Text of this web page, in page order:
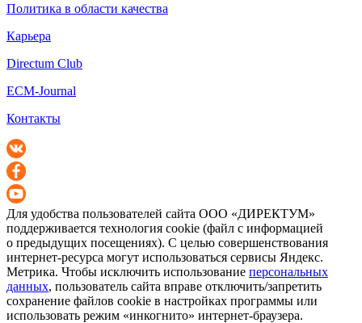
Политика в области качества
Карьера
Directum Club
ECM-Journal
Контакты
Для удобства пользователей сайта ООО «ДИРЕКТУМ»
поддерживается технология cookie (файл с информацией
о предыдущих посещениях). С целью совершенствования
интернет-ресурса могут использоваться сервисы Яндекс.
Метрика. Чтобы исключить использование персональных
данных, пользователь сайта вправе отключить/запретить
сохранение файлов cookie в настройках программы или
использовать режим «инкогнито» интернет-браузера.